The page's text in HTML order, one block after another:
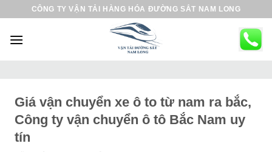
CÔNG TY VẬN TẢI HÀNG HÓA ĐƯỜNG SẮT NAM LONG
Giá vận chuyển xe ô to từ nam ra bắc,
Công ty vận chuyển ô tô Bắc Nam uy
tín